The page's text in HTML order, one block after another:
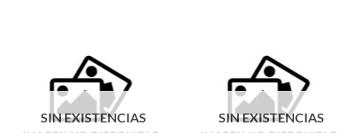
SIN EXISTENCIAS SIN EXISTENCIAS